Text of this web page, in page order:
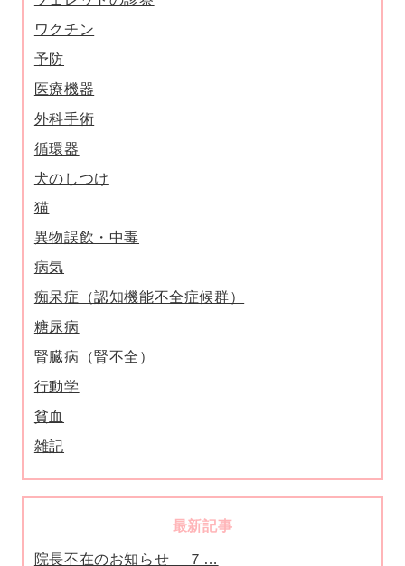
ワクチン
予防
医療機器
外科手術
循環器
犬のしつけ
猫
異物誤飲・中毒
病気
痴呆症（認知機能不全症候群）
糖尿病
腎臓病（腎不全）
行動学
貧血
雑記
最新記事
院長不在のお知らせ ７…